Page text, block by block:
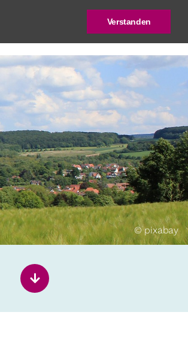
Verstanden
Städtebaupreis
© pixabay